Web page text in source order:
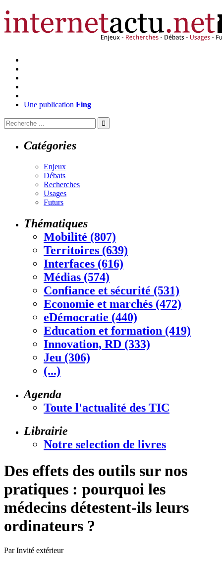
Une publication Fing
Catégories
Enjeux
Débats
Recherches
Usages
Futurs
Thématiques
Mobilité (807)
Territoires (639)
Interfaces (616)
Médias (574)
Confiance et sécurité (531)
Economie et marchés (472)
eDémocratie (440)
Education et formation (419)
Innovation, RD (333)
Jeu (306)
(...)
Agenda
Toute l'actualité des TIC
Librairie
Notre selection de livres
Des effets des outils sur nos
pratiques : pourquoi les
médecins détestent-ils leurs
ordinateurs ?
Par Invité extérieur